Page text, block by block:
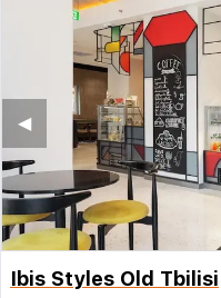
◀︎
Ibis Styles Old Tbilisi